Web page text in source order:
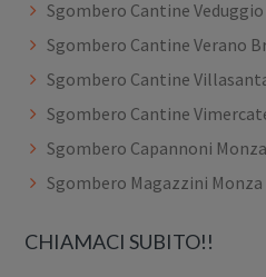
Sgombero Cantine
Sgombero Cantine Verano
Sgombero Cantine
Sgombero Cantine
Sgombero Capannoni
Sgombero Magazzini Monza
CHIAMACI SUBITO!!